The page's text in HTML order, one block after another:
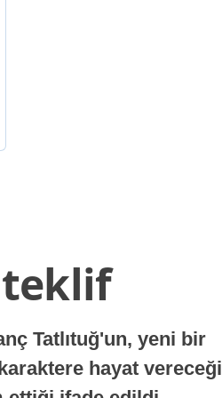
teklif
Tatlıtuğ'un, yeni bir
hayat vereceği